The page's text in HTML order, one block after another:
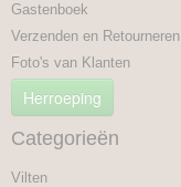
Gastenboek
Verzenden en Retourneren
Foto's van Klanten
Herroeping
Categorieën
Vilten